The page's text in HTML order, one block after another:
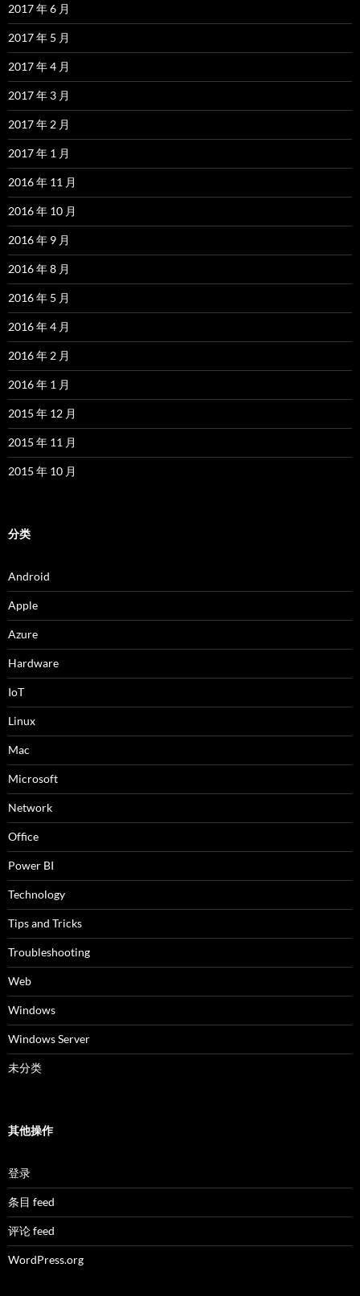
2017 年 6 月
2017 年 5 月
2017 年 4 月
2017 年 3 月
2017 年 2 月
2017 年 1 月
2016 年 11 月
2016 年 10 月
2016 年 9 月
2016 年 8 月
2016 年 5 月
2016 年 4 月
2016 年 2 月
2016 年 1 月
2015 年 12 月
2015 年 11 月
2015 年 10 月
分类
Android
Apple
Azure
Hardware
IoT
Linux
Mac
Microsoft
Network
Office
Power BI
Technology
Tips and Tricks
Troubleshooting
Web
Windows
Windows Server
未分类
其他操作
登录
条目 feed
评论 feed
WordPress.org